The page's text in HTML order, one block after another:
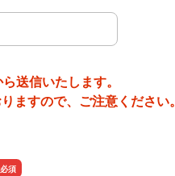
送信いたします。
ますので、ご注意ください。